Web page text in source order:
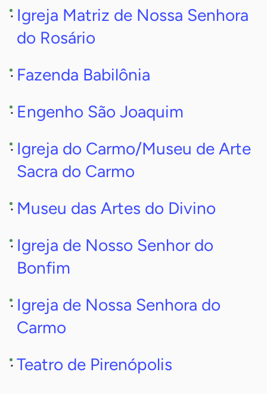
Igreja Matriz de Nossa Senhora
do Rosário
Fazenda Babilônia
Engenho São Joaquim
Igreja do Carmo/Museu de Arte
Sacra do Carmo
Museu das Artes do Divino
Igreja de Nosso Senhor do
Bonfim
Igreja de Nossa Senhora do
Carmo
Teatro de Pirenópolis